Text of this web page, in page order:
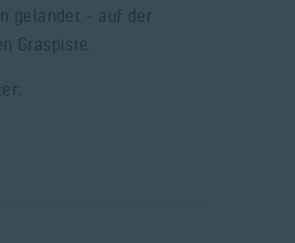
gelandet – auf der
Graspiste.